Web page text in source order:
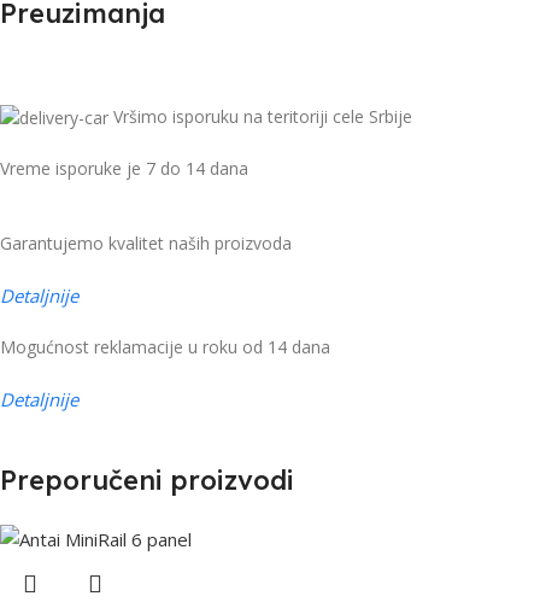
Preuzimanja
Vršimo isporuku na teritoriji cele Srbije
Vreme isporuke je 7 do 14 dana
Garantujemo kvalitet naših proizvoda
Detaljnije
Mogućnost reklamacije u roku od 14 dana
Detaljnije
Preporučeni proizvodi